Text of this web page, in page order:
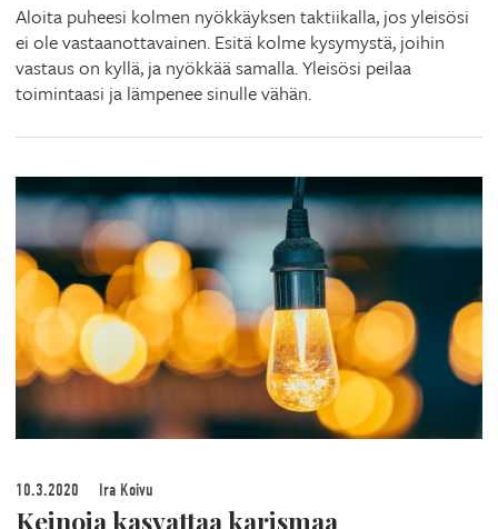
Aloita puheesi kolmen nyökkäyksen taktiikalla, jos yleisösi
ei ole vastaanottavainen. Esitä kolme kysymystä, joihin
vastaus on kyllä, ja nyökkää samalla. Yleisösi peilaa
toimintaasi ja lämpenee sinulle vähän.
10.3.2020 Ira Koivu
Keinoja kasvattaa karismaa